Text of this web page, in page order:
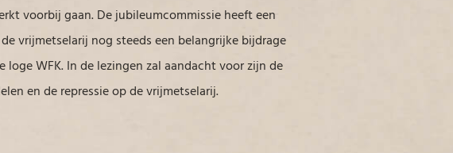
voorbij gaan. De jubileumcommissie heeft een
vrijmetselarij nog steeds een belangrijke bijdrage
WFK. In de lezingen zal aandacht voor zijn de
en de repressie op de vrijmetselarij.